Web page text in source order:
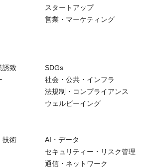
スタートアップ
営業・マーケティング
誘致
SDGs
社会・公共・インフラ
法規制・コンプライアンス
ウェルビーイング
技術
AI・データ
セキュリティー・リスク管理
通信・ネットワーク